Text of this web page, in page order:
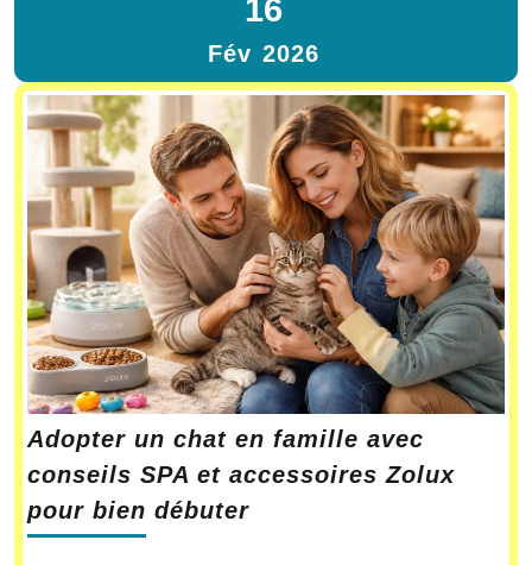
16
Fév 2026
Adopter un chat en famille avec
conseils SPA et accessoires Zolux
pour bien débuter